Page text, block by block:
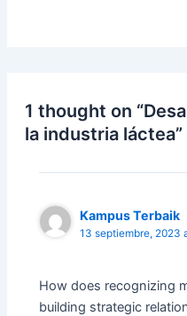
1 thought on
la industria láctea”
Kampus Terbaik
13 septiembre, 2023
How does recognizing
building strategic